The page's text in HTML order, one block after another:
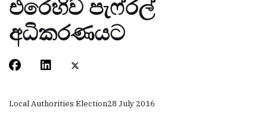
එරෙහිව පැෆ්රල්
අධිකරණයට
Local Authorities Election28 July 2016